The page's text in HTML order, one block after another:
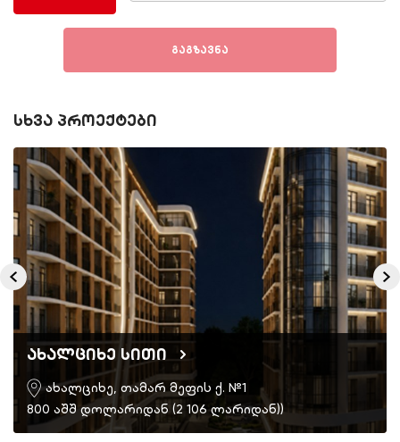
გაგზავნა
სხვა პროექტები
ახალციხე სითი
ახალციხე, თამარ მეფის ქ. №1
800 აშშ დოლარიდან (2 106 ლარიდან))